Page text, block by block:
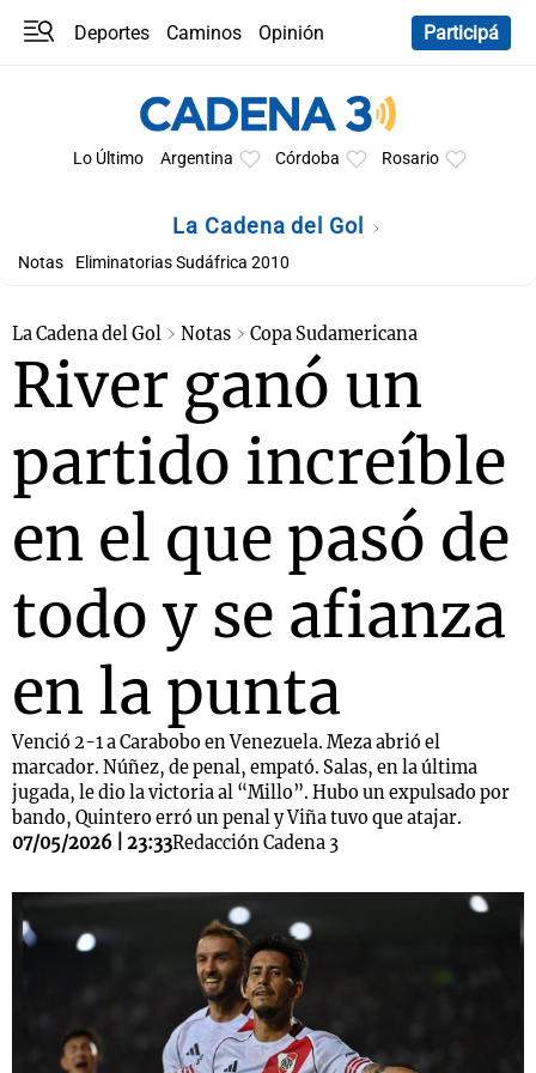
Deportes Caminos
Opinión
Participá
Lo Último Argentina Córdoba Rosario
La Cadena del Gol
Notas Eliminatorias Sudáfrica 2010
La Cadena del Gol Notas Copa Sudamericana
River ganó un
partido increíble
en el que pasó de
todo y se afianza
en la punta
Venció 2-1 a Carabobo en Venezuela. Meza abrió el
marcador. Núñez, de penal, empató. Salas, en la última
jugada, le dio la victoria al “Millo”. Hubo un expulsado por
bando, Quintero erró un penal y Viña tuvo que atajar.
07/05/2026 | 23:33Redacción Cadena 3